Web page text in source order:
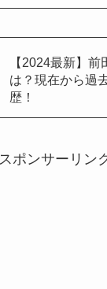
【2024最新】
は？現在から過
歴！
スポンサーリン